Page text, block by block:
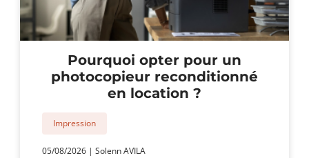
Pourquoi opter pour un
photocopieur reconditionné
en location ?
Impression
05/08/2026 | Solenn AVILA